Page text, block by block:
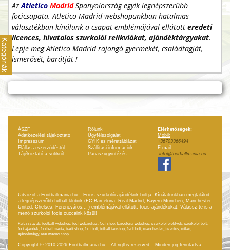
Kategóriák
AzAtletico MadridSpanyolország egyik legnépszerűbb
focicsapata. Atletico Madrid webshopunkban hatalmas
választékban kínálunk a csapat emblémájával ellátott eredeti
licences, hivatalos szurkolói relikviákat, ajándéktárgyakat.
Lepje meg Atletico Madrid rajongó gyermekét, családtagját,
ismerősét, barátját !
ÁSZF
Adatkezelési tájékoztató
Impresszum
Elállás a szerződéstől
Tájékoztató a sütikről
Rólunk
Ügyfélszolgálat
GYIK és mérettáblázat
Szállitási információk
Panaszügyintézés
Elérhetőségek:
Mobil:
+36703366494
E-mail:
info@footballmania.hu
Üdvözöl a Footballmania.hu – Focis szurkolói ajándékok boltja. Kínálatunkban megtalálod
a legnépszerűbb futball klubok (FC Barcelona, Real Madrid, Bayern München, Manchester
United, Chelsea, Ferencváros... ) emblémájával ellátott, focis ajándékokat. Válassz te is a
menő szurkolói focis cuccaink közül!
Kulcsszavak: football webshop, foci webáruház, foci shop, barcelona webshop, szurkolói ereklyék, szurkolói bolt,
foci ajándék, football mánia, fradi shop, foci bolt, futball fanshop, fradi bolt, manchester, juventus, milan,
ajándéktárgy, real madrid shop
Copyright © 2010-2026 Footballmania.hu – All rigths reserved – Minden jog fenntartva